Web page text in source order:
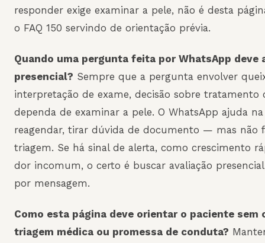
responder exige examinar a pele, não é desta
o FAQ 150 servindo de orientação prévia.
Quando uma pergunta feita por WhatsApp deve
presencial? Sempre que a pergunta envolver
interpretação de exame, decisão sobre tratamento
dependa de examinar a pele. O WhatsApp ajuda
reagendar, tirar dúvida de documento — mas não
triagem. Se há sinal de alerta, como crescimento
dor incomum, o certo é buscar avaliação
por mensagem.
Como esta página deve orientar o paciente
triagem médica ou promessa de conduta?